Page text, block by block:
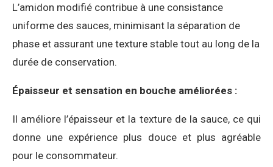
L’amidon modifié contribue à une consistance
uniforme des sauces, minimisant la séparation de
phase et assurant une texture stable tout au long de la
durée de conservation.
Épaisseur et sensation en bouche améliorées :
Il améliore l’épaisseur et la texture de la sauce, ce qui
donne une expérience plus douce et plus agréable
pour le consommateur.